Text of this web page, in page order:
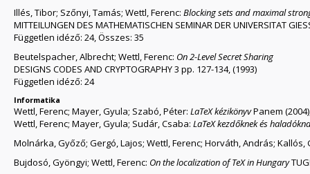
Illés, Tibor; Szőnyi, Tamás; Wettl, Ferenc: Blocking sets and maximal
MITTEILUNGEN DES MATHEMATISCHEN SEMINAR DER UNIVERSITAT
Független idéző: 24, Összes: 35
Beutelspacher, Albrecht; Wettl, Ferenc: On 2-Level Secret Sharing
DESIGNS CODES AND CRYPTOGRAPHY 3 pp. 127-134, (1993)
Független idéző: 24
Informatika
Wettl, Ferenc; Mayer, Gyula; Szabó, Péter: LaTeX kézikönyvPanem
Wettl, Ferenc; Mayer, Gyula; Sudár, Csaba: LaTeX kezdőknek és
Molnárka, Győző; Gergó, Lajos; Wettl, Ferenc; Horváth, András;
Bujdosó, Gyöngyi; Wettl, Ferenc: On the localization of TeX in Hungary